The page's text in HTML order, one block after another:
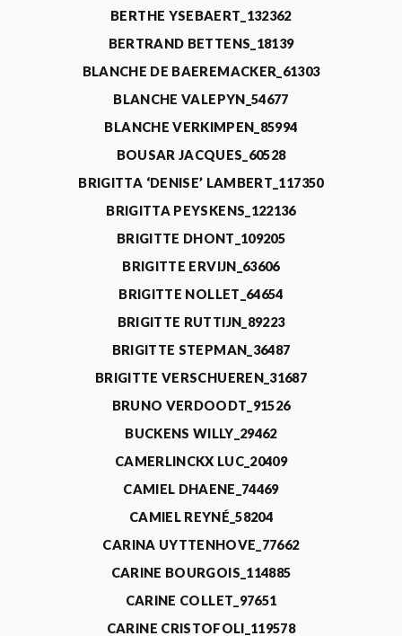
BERTHE YSEBAERT_132362
BERTRAND BETTENS_18139
BLANCHE DE BAEREMACKER_61303
BLANCHE VALEPYN_54677
BLANCHE VERKIMPEN_85994
BOUSAR JACQUES_60528
BRIGITTA ‘DENISE’ LAMBERT_117350
BRIGITTA PEYSKENS_122136
BRIGITTE DHONT_109205
BRIGITTE ERVIJN_63606
BRIGITTE NOLLET_64654
BRIGITTE RUTTIJN_89223
BRIGITTE STEPMAN_36487
BRIGITTE VERSCHUEREN_31687
BRUNO VERDOODT_91526
BUCKENS WILLY_29462
CAMERLINCKX LUC_20409
CAMIEL DHAENE_74469
CAMIEL REYNÉ_58204
CARINA UYTTENHOVE_77662
CARINE BOURGOIS_114885
CARINE COLLET_97651
CARINE CRISTOFOLI_119578